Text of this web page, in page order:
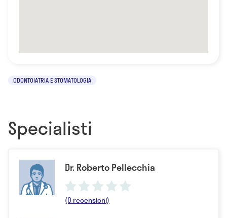
ODONTOIATRIA E STOMATOLOGIA
Specialisti
Dr. Roberto Pellecchia
(0 recensioni)